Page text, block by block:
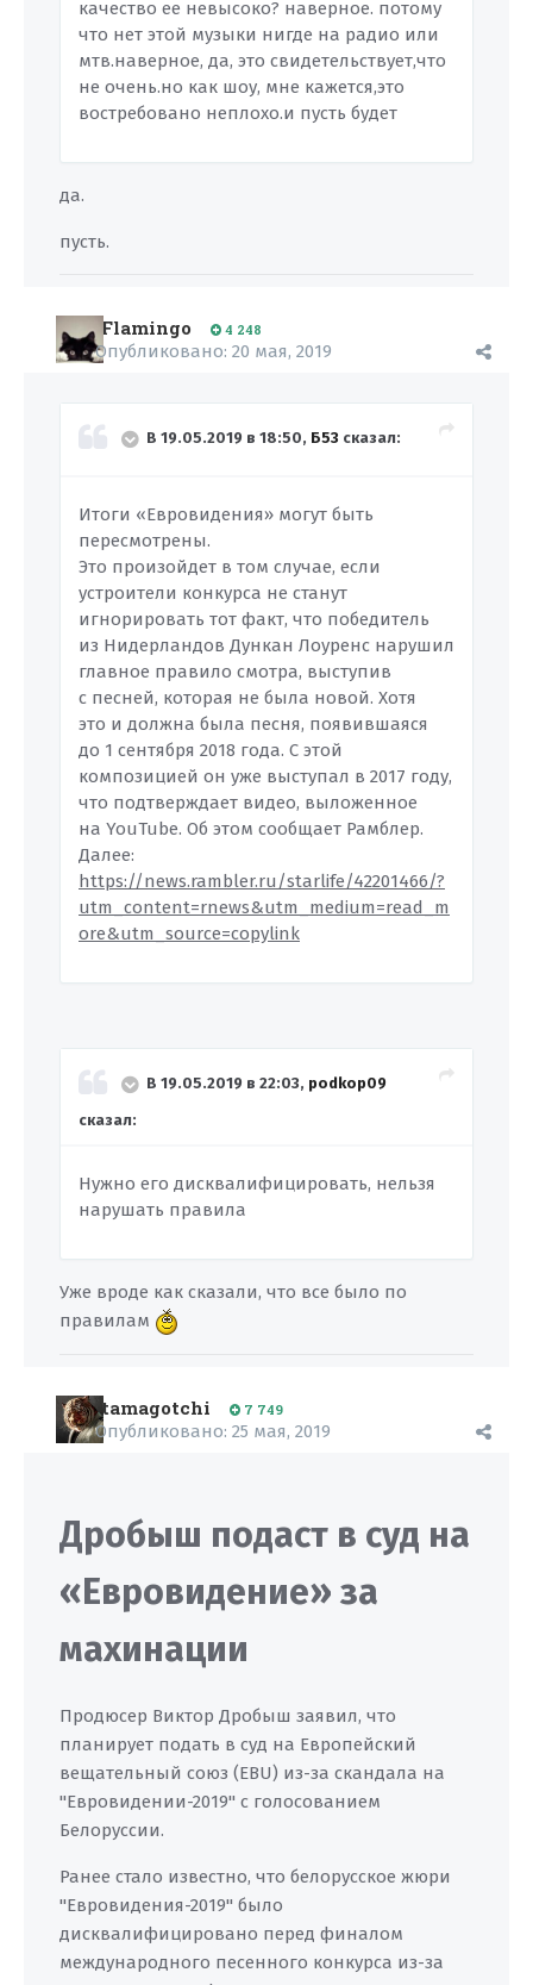
качество ее невысоко? наверное. потому
что нет этой музыки нигде на радио или
мтв.наверное, да, это свидетельствует,что
не очень.но как шоу, мне кажется,это
востребовано неплохо.и пусть будет
да.
пусть.
Flamingo 4 248
Опубликовано: 20 мая, 2019
В 19.05.2019 в 18:50, Б53 сказал:
Итоги «Евровидения» могут быть
пересмотрены.
Это произойдет в том случае, если
устроители конкурса не станут
игнорировать тот факт, что победитель
из Нидерландов Дункан Лоуренс нарушил
главное правило смотра, выступив
с песней, которая не была новой. Хотя
это и должна была песня, появившаяся
до 1 сентября 2018 года. С этой
композицией он уже выступал в 2017 году,
что подтверждает видео, выложенное
на YouTube. Об этом сообщает Рамблер.
Далее:
https://news.rambler.ru/starlife/42201466/?
utm_content=rnews&utm_medium=read_m
ore&utm_source=copylink
В 19.05.2019 в 22:03, podkop09
сказал:
Нужно его дисквалифицировать, нельзя
нарушать правила
Уже вроде как сказали, что все было по
правилам
tamagotchi 7 749
Опубликовано: 25 мая, 2019
Дробыш подаст в суд на
«Евровидение» за
махинации
Продюсер Виктор Дробыш заявил, что
планирует подать в суд на Европейский
вещательный союз (EBU) из-за скандала на
"Евровидении-2019" с голосованием
Белоруссии.
Ранее стало известно, что белорусское жюри
"Евровидения-2019" было
дисквалифицировано перед финалом
международного песенного конкурса из-за